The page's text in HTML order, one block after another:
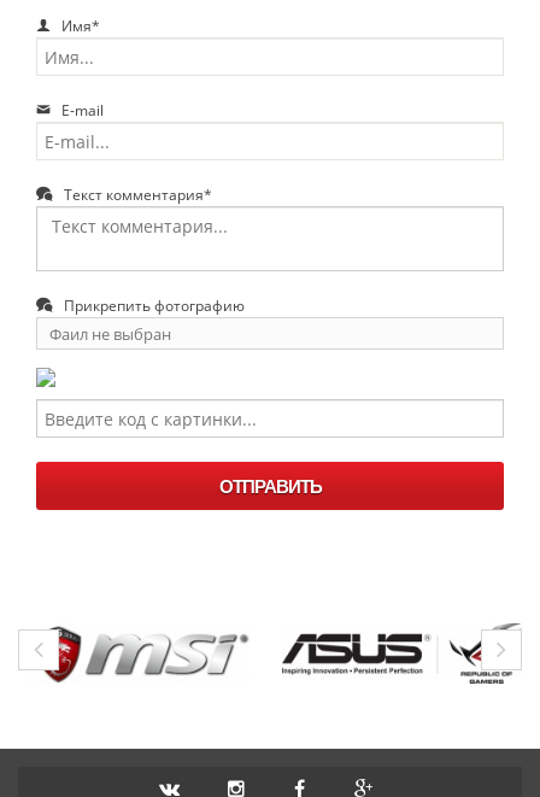
Имя*
E-mail
Текст комментария*
Прикрепить фотографию
Фаил не выбран
фаил
ОТПРАВИТЬ